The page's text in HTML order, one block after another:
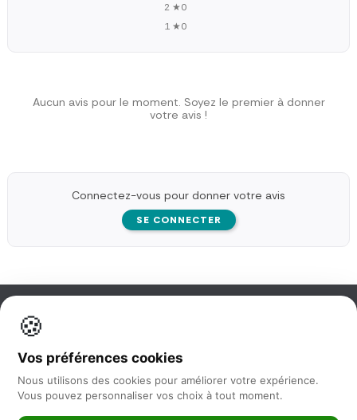
2 ★0
1 ★0
Aucun avis pour le moment. Soyez le premier à donner
votre avis !
Connectez-vous pour donner votre avis
SE CONNECTER
Information
Nos services
🍪
Vos préférences cookies
Nous utilisons des cookies pour améliorer votre expérience.
Vous pouvez personnaliser vos choix à tout moment.